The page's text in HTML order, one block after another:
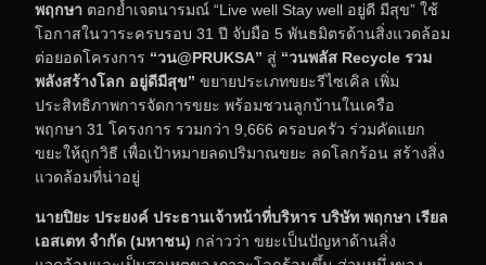
พฤกษา ตอกย้ำเจตนารมณ์ “Live well Stay well อยู่ดี มีสุข” ใช้
โอกาสในวาระครบรอบ 31 ปี จับมือ 5 พันธมิตรด้านสิ่งแวดล้อม
ต่อยอดโครงการ “วน@PRUKSA” สู่ “วนพลัส Recycle รวม
พลังสร้างโลก อยู่ดีมีสุข” ขยายประเภทขยะรีไซเคิล เพิ่ม
ประสิทธิภาพการจัดการขยะ พร้อมชวนลูกบ้านในเครือ
พฤกษา 31 โครงการ รวมกว่า 9,666 ครอบครัว ร่วมคัดแยก
ขยะให้ถูกวิธี เพื่อเป้าหมายลดปริมาณขยะ ลดโลกร้อน สร้างสิ่ง
แวดล้อมที่น่าอยู่
นายปิยะ ประยงค์ ประธานเจ้าหน้าที่บริหาร บริษัท พฤกษา เรียล
เอสเตท จำกัด (มหาชน) กล่าวว่า ขยะเป็นปัญหาด้านสิ่ง